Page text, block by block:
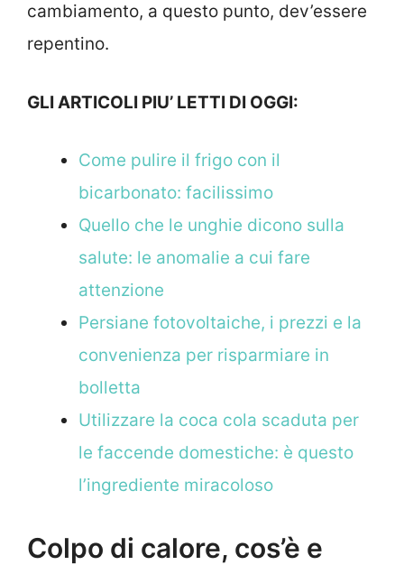
cambiamento, a questo punto, dev’essere
repentino.
GLI ARTICOLI PIU’ LETTI DI OGGI:
Come pulire il frigo con il
bicarbonato: facilissimo
Quello che le unghie dicono sulla
salute: le anomalie a cui fare
attenzione
Persiane fotovoltaiche, i prezzi e la
convenienza per risparmiare in
bolletta
Utilizzare la coca cola scaduta per
le faccende domestiche: è questo
l’ingrediente miracoloso
Colpo di calore, cos’è e